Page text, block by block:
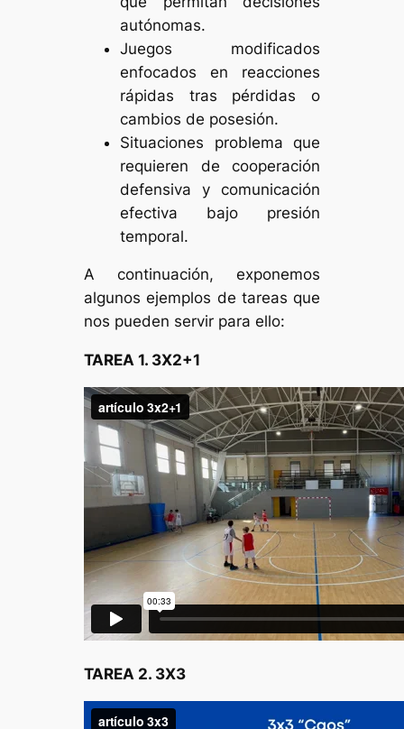
autónomas.
Juegos modificados
enfocados en reacciones
rápidas tras pérdidas o
cambios de posesión.
Situaciones problema que
requieren de cooperación
defensiva y comunicación
efectiva bajo presión
temporal.
A continuación, exponemos
algunos ejemplos de tareas que
nos pueden servir para ello:
TAREA 1. 3X2+1
TAREA 2. 3X3